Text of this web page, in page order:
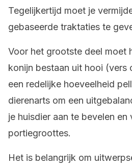
Tegelijkertijd moet je
gebaseerde traktaties te
Voor het grootste deel moet
konijn bestaan uit hooi (vers
een redelijke hoeveelheid
dierenarts om een
je huisdier aan te bevelen
portiegroottes.
Het is belangrijk om